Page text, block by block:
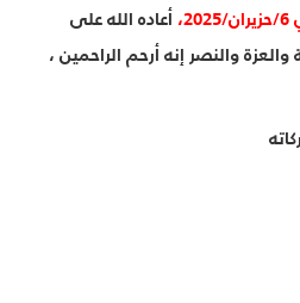
أعاده الله على
والنصر إنه أرحم الراحمين ،